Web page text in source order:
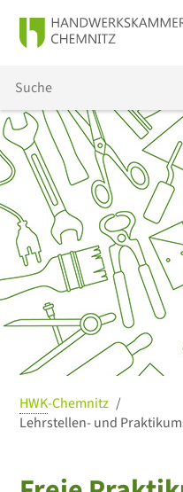
HWK-Chemnitz
Lehrstellen- und